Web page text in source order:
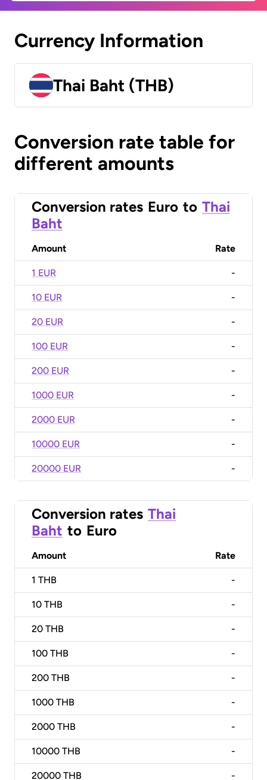
Currency Information
Thai Baht (THB)
Conversion rate table for
different amounts
Conversion rates Euro to Thai
Baht
Amount Rate
1 EUR -
10 EUR -
20 EUR -
100 EUR -
200 EUR -
1000 EUR -
2000 EUR -
10000 EUR -
20000 EUR -
Conversion rates Thai
Baht to Euro
Amount Rate
1 THB -
10 THB -
20 THB -
100 THB -
200 THB -
1000 THB -
2000 THB -
10000 THB -
20000 THB -